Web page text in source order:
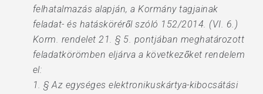
felhatalmazás alapján, a Kormány tagjainak
feladat- és hatásköréről szóló 152/2014. (VI. 6.)
Korm. rendelet 21. § 5. pontjában meghatározott
feladatkörömben eljárva a következőket rendelem
el:
1. § Az egységes elektronikuskártya-kibocsátási